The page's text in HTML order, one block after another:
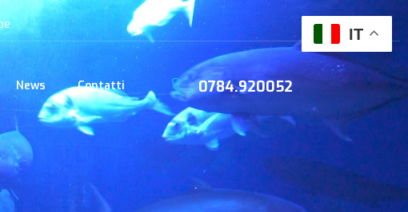
News Contatti 0784.920052
IT